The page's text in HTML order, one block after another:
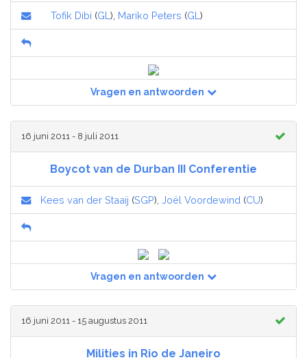
Tofik Dibi (GL ), Mariko Peters (GL )
Vragen en antwoorden
16 juni 2011 - 8 juli 2011
Boycot van de Durban III Conferentie
Kees van der Staaij (SGP), Joël Voordewind (CU)
Vragen en antwoorden
16 juni 2011 - 15 augustus 2011
Milities in Rio de Janeiro